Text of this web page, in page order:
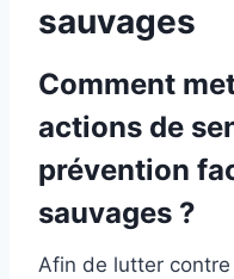
sauvages
Comment
actions de
prévention
sauvages ?
Afin de lutter